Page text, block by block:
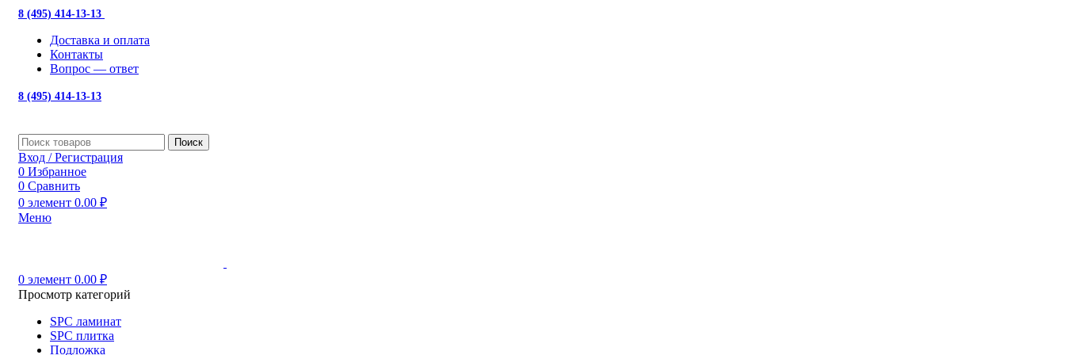
8 (495) 414-13-13
Доставка и оплата
Контакты
Вопрос — ответ
8 (495) 414-13-13
Поиск
Вход / Регистрация
0 Избранное
0 Сравнить
0 элемент 0.00 ₽
Меню
0 элемент 0.00 ₽
Просмотр категорий
SPC ламинат
SPC плитка
Подложка